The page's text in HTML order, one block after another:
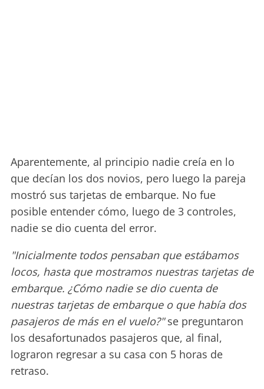
Aparentemente, al principio nadie creía en lo
que decían los dos novios, pero luego la pareja
mostró sus tarjetas de embarque. No fue
posible entender cómo, luego de 3 controles,
nadie se dio cuenta del error.
"Inicialmente todos pensaban que estábamos
locos, hasta que mostramos nuestras tarjetas de
embarque. ¿Cómo nadie se dio cuenta de
nuestras tarjetas de embarque o que había dos
pasajeros de más en el vuelo?"se preguntaron
los desafortunados pasajeros que, al final,
lograron regresar a su casa con 5 horas de
retraso.